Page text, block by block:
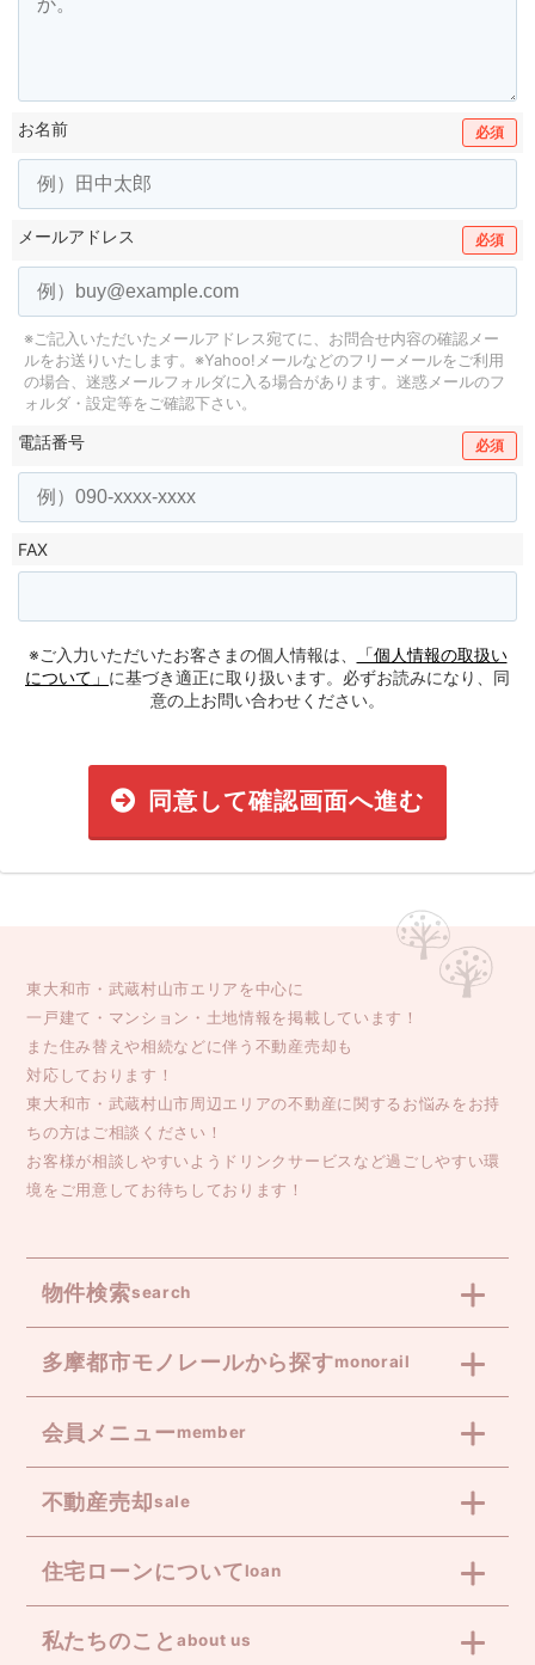
お名前 必須
メールアドレス 必須
※ご記入いただいたメールアドレス宛てに、お問合せ内容の確認メー
ルをお送りいたします。 ※Yahoo!メールなどのフリーメールをご利用
の場合、迷惑メールフォルダに入る場合があります。 迷惑メールのフ
ォルダ・設定等をご確認下さい。
電話番号 必須
FAX
※ご入力いただいたお客さまの個人情報は、
「個人情報の取扱い
について」 に基づき適正に取り扱います。必ずお読みになり、同
意の上お問い合わせください。
同意して確認画面へ進む
東大和市・武蔵村山市エリアを中心に
一戸建て・マンション・土地情報を掲載しています！
また住み替えや相続などに伴う不動産売却も
対応しております！
東大和市・武蔵村山市周辺エリアの不動産に関するお悩みをお持
ちの方はご相談ください！
お客様が相談しやすいようドリンクサービスなど過ごしやすい環
境をご用意してお待ちしております！
物件検索search
多摩都市モノレールから探すmonorail
会員メニューmember
不動産売却sale
住宅ローンについてloan
私たちのこと about us